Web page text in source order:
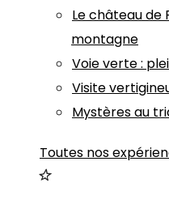
Le château de
montagne
Voie verte :
Visite
Mystères au
Toutes nos